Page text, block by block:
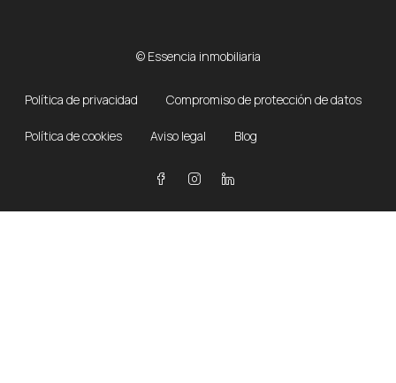
© Essencia inmobiliaria
Política de privacidad Compromiso de protección de datos
Política de cookies Aviso legal Blog